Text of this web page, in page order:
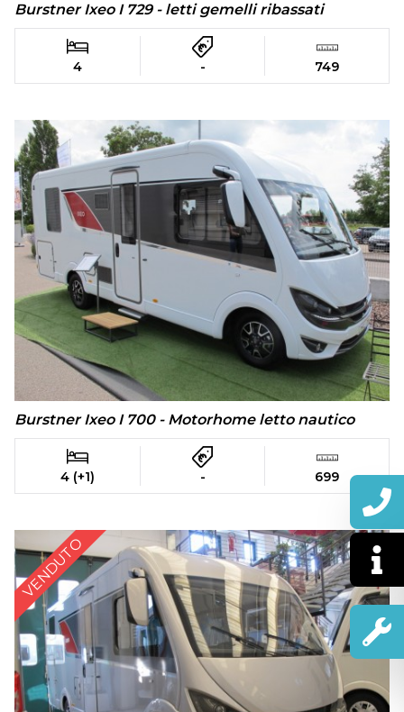
Burstner Ixeo I 729 - letti gemelli ribassati
4 - 749
Burstner Ixeo I 700 - Motorhome letto nautico
4 (+1) - 699
VENDUTO